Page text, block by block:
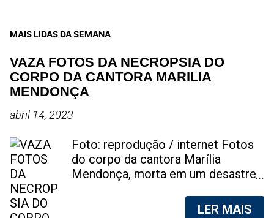
MAIS LIDAS DA SEMANA
VAZA FOTOS DA NECROPSIA DO
CORPO DA CANTORA MARILIA
MENDONÇA
abril 14, 2023
Foto: reprodução / internet Fotos
do corpo da cantora Marília
Mendonça, morta em um desastre
foram vazadas na internet. ALER MAIS